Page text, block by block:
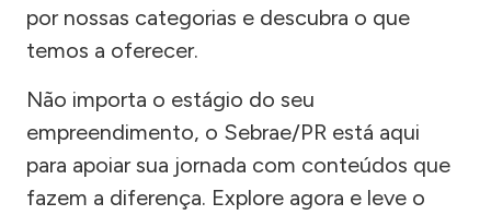
por nossas categorias e descubra o que
temos a oferecer.
Não importa o estágio do seu
empreendimento, o Sebrae/PR está aqui
para apoiar sua jornada com conteúdos que
fazem a diferença. Explore agora e leve o